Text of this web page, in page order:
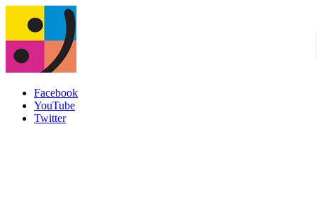
Facebook
YouTube
Twitter